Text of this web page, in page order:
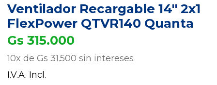
Ventilador Recargable 14'' 2x1
FlexPower QTVR140 Quanta
Gs 315.000
10x de Gs 31.500 sin intereses
I.V.A. Incl.